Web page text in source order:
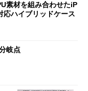
素材を組み合わせたiP
ハイブリッドケース
岐点